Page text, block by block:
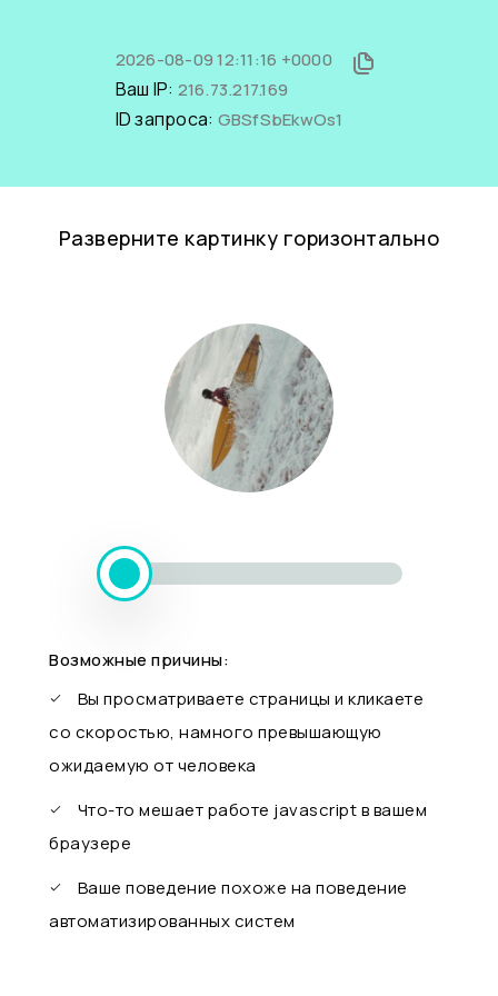
2026-08-09 12:11:16 +0000
Ваш IP: 216.73.217.169
ID запроса: GBSfSbEkwOs1
Разверните картинку горизонтально
Возможные причины:
Вы просматриваете страницы и кликаете
со скоростью, намного превышающую
ожидаемую от человека
Что-то мешает работе javascript в вашем
браузере
Ваше поведение похоже на поведение
автоматизированных систем